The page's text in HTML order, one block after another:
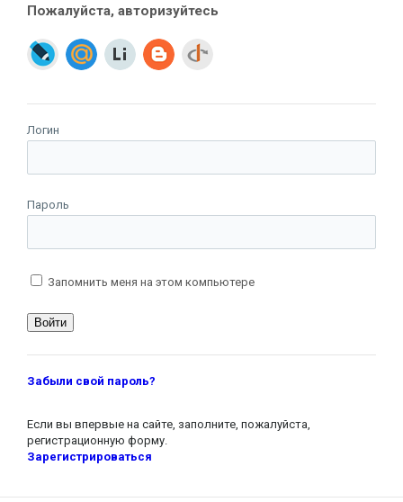
Пожалуйста, авторизуйтесь
Логин
Пароль
Запомнить меня на этом компьютере
Забыли свой пароль?
Если вы впервые на сайте, заполните, пожалуйста,
регистрационную форму.
Зарегистрироваться